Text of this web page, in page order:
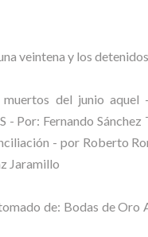
veintena y los
muertos del junio
Por: Fernando
- por Roberto
Jaramillo
de: Bodas de Oro